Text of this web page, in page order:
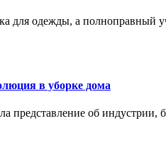
для одежды, а полноправный
в уборке дома
представление об